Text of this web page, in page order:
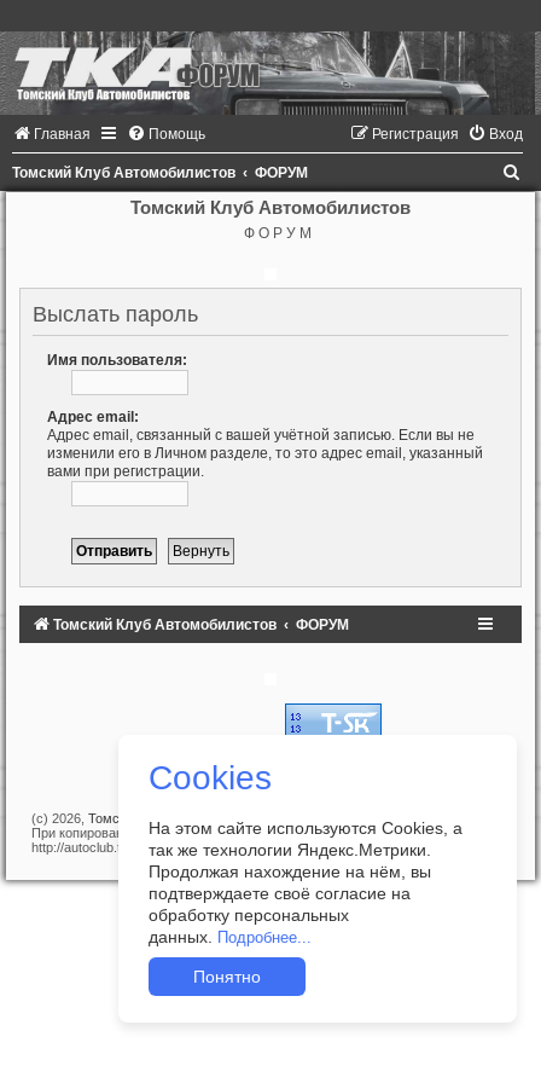
Главная Помощь Вход
Регистрация
Томский Клуб Автомобилистов ФОРУМ
Томский Клуб Автомобилистов
Ф О Р У М
Выслать пароль
Имя пользователя:
Адрес email:
Адрес email, связанный с вашей учётной записью. Если вы не
изменили его в Личном разделе, то это адрес email, указанный
вами при регистрации.
Томский Клуб Автомобилистов ФОРУМ
(c) 2026, Томский Клуб Автомобилистов
При копировании материалов с сайта прямая ссылка на
http://autoclub.tomsk.ru обязательна!
Cookies
На этом сайте используются Cookies, а
так же технологии Яндекс.Метрики.
Продолжая нахождение на нём, вы
подтверждаете своё согласие на
обработку персональных
данных.
Подробнее...
Понятно